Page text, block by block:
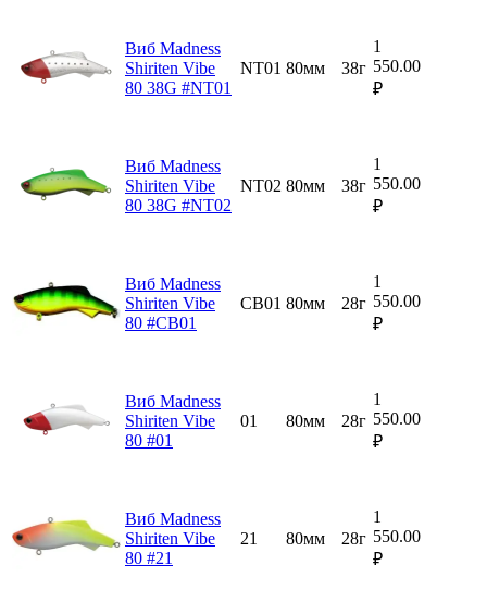
Виб Madness
Shiriten Vibe
80 38G #NT01
NT01 80мм 38г
1
550.00
₽
Виб Madness
Shiriten Vibe
80 38G #NT02
NT02 80мм 38г
1
550.00
₽
Виб Madness
Shiriten Vibe
80 #CB01
CB01 80мм 28г
1
550.00
₽
Виб Madness
Shiriten Vibe
80 #01
01 80мм 28г
1
550.00
₽
Виб Madness
Shiriten Vibe
80 #21
21 80мм 28г
1
550.00
₽